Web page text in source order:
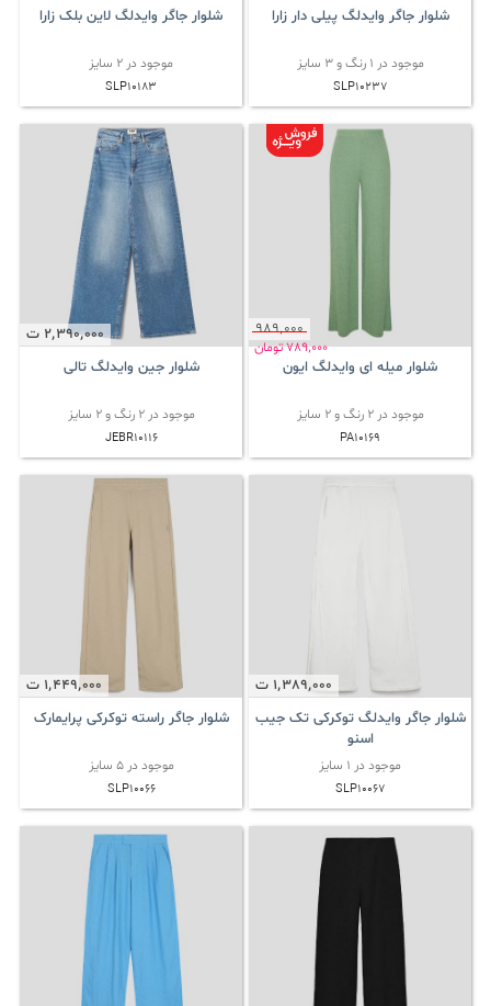
شلوار جاگر وایدلگ پیلی دار زارا
موجود در 1 رنگ و 3 سایز
SLP10237
شلوار جاگر وایدلگ لاین بلک زارا
موجود در 2 سایز
SLP10183
989٬000
789٬000تومان
شلوار میله ای وایدلگ ایون
موجود در 2 رنگ و 2 سایز
PA10169
2٬390٬000 ت
شلوار جین وایدلگ تالی
موجود در 2 رنگ و 2 سایز
JEBR10116
1٬389٬000 ت
شلوار جاگر وایدلگ توکرکی تک جیب
اسنو
موجود در 1 سایز
SLP10067
1٬449٬000 ت
شلوار جاگر راسته توکرکی پرایمارک
موجود در 5 سایز
SLP10066